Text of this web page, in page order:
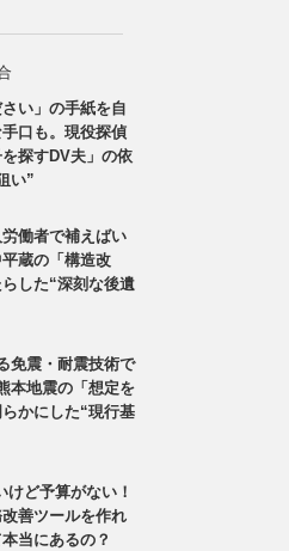
さい」の手紙を自
口も。現役探偵
探すDV夫」の依
い”
労働者で補えばい
蔵の「構造改
した“深刻な後遺
免震・耐震技術で
本地震の「想定を
かにした“現行基
ど予算がない！
善ツールを作れ
当にあるの？